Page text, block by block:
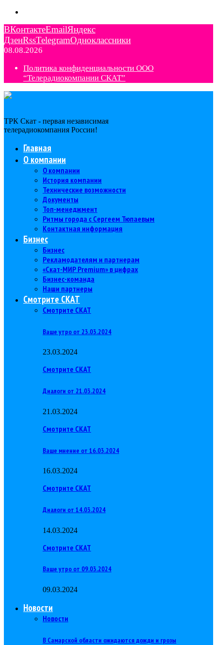
ВКонтактеEmailЯндекс
ДзенRssTelegramОдноклассники
08.08.2026
Политика конфиденциальности ООО
“Телерадиокомпании СКАТ”
ТРК Скат - первая независимая
телерадиокомпания Роcсии!
Главная
О компании
О компании
История компании
Технические возможности
Документы
Топ-менеджмент
Ритмы города с Сергеем Тюпаевым
Контактная информация
Бизнес
Бизнес
Рекламодателям и партнерам
«Скат-МИР Premium» в цифрах
Бизнес-команда
Наши партнеры
Смотрите СКАТ
Смотрите СКАТ
Ваше утро от 23.03.2024
23.03.2024
Смотрите СКАТ
Диалоги от 21.03.2024
21.03.2024
Смотрите СКАТ
Ваше мнение от 16.03.2024
16.03.2024
Смотрите СКАТ
Диалоги от 14.03.2024
14.03.2024
Смотрите СКАТ
Ваше утро от 09.03.2024
09.03.2024
Новости
Новости
В Самарской области ожидаются дожди и грозы